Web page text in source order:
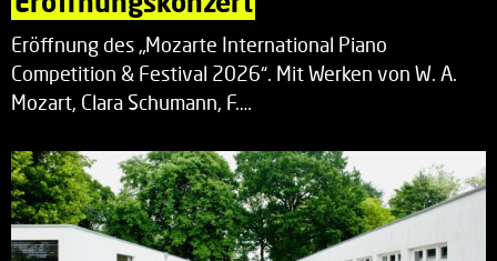
Eröffnung des „Mozarte International Piano
Competition & Festival 2026“. Mit Werken von W. A.
Mozart, Clara Schumann, F.…